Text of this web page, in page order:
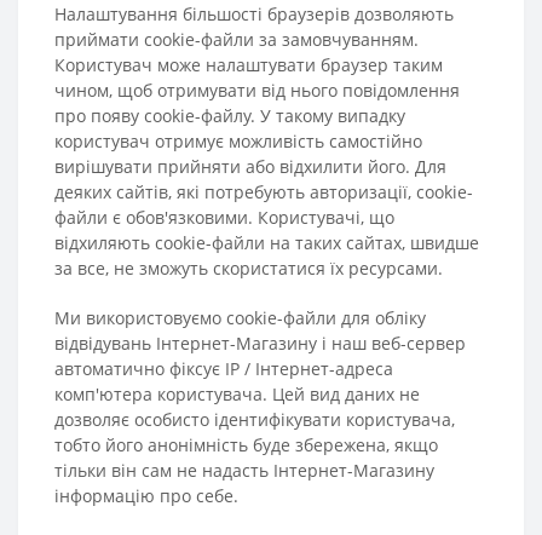
Налаштування більшості браузерів дозволяють
приймати cookie-файли за замовчуванням.
Користувач може налаштувати браузер таким
чином, щоб отримувати від нього повідомлення
про появу cookie-файлу. У такому випадку
користувач отримує можливість самостійно
вирішувати прийняти або відхилити його. Для
деяких сайтів, які потребують авторизації, cookie-
файли є обов'язковими. Користувачі, що
відхиляють cookie-файли на таких сайтах, швидше
за все, не зможуть скористатися їх ресурсами.
Ми використовуємо cookie-файли для обліку
відвідувань Інтернет-Магазину і наш веб-сервер
автоматично фіксує IP / Інтернет-адреса
комп'ютера користувача. Цей вид даних не
дозволяє особисто ідентифікувати користувача,
тобто його анонімність буде збережена, якщо
тільки він сам не надасть Інтернет-Магазину
інформацію про себе.